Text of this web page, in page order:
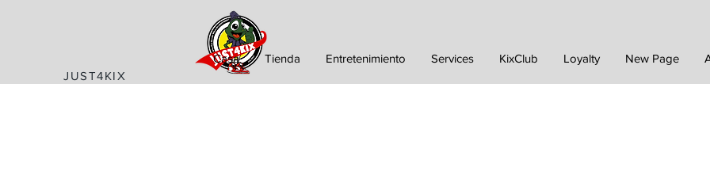
JUST4KIX
Casa Tienda Entretenimiento Services KixClub Loyalty New Page